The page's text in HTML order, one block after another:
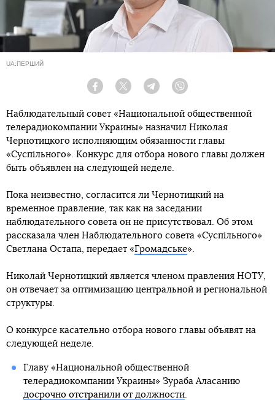
UA:ПЕРШИЙ
Facebook Twitter Telegram
Наблюдательный совет «Национальной общественной
телерадиокомпании Украины» назначил Николая
Чернотицкого исполняющим обязанности главы
«Суспільного». Конкурс для отбора нового главы должен
быть объявлен на следующей неделе.
Пока неизвестно, согласится ли Чернотицкий на
временное правление, так как на заседании
наблюдательного совета он не присутствовал. Об этом
рассказала член Наблюдательного совета «Суспільного»
Светлана Остапа, передает «Громадське».
Николай Чернотицкий является членом правления НОТУ,
он отвечает за оптимизацию центральной и региональной
структуры.
О конкурсе касательно отбора нового главы объявят на
следующей неделе.
Главу «Национальной общественной
телерадиокомпании Украины» Зураба Аласанию
досрочно отстранили от должности.